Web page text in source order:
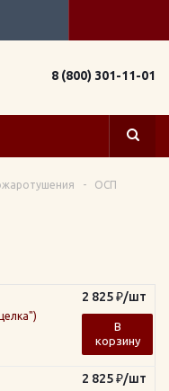
8 (800) 301-11-01
- ОСП
2 825₽/шт
В
корзину
2 825₽/шт